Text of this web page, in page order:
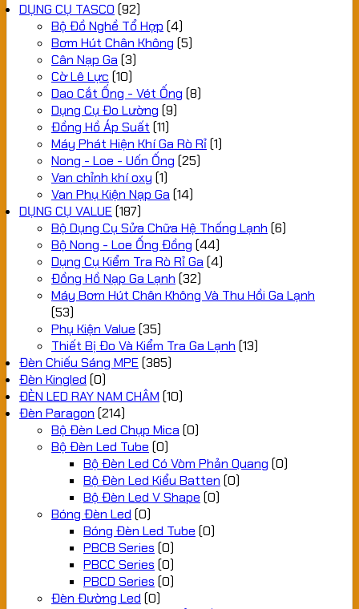
DỤNG CỤ TASCO (92)
Bộ Đồ Nghề Tổ Hợp (4)
Bơm Hút Chân Không (5)
Cân Nạp Ga (3)
Cờ Lê Lực (10)
Dao Cắt Ống - Vét Ống (8)
Dụng Cụ Đo Lường (9)
Đồng Hồ Áp Suất (11)
Máy Phát Hiện Khí Ga Rò Rỉ(1)
Nong - Loe - Uốn Ống (25)
Van chỉnh khí oxy (1)
Van Phụ Kiện Nạp Ga (14)
DỤNG CỤ VALUE (187)
Bộ Dụng Cụ Sửa Chữa Hệ Thống Lạnh (6)
Bộ Nong - Loe Ống Đồng (44)
Dụng Cụ Kiểm Tra Rò Rỉ Ga (4)
Đồng Hồ Nạp Ga Lạnh (32)
Máy Bơm Hút Chân Không Và Thu Hồi Ga Lạnh
(53)
Phụ Kiện Value (35)
Thiết Bị Đo Và Kiểm Tra Ga Lạnh (13)
Đèn Chiếu Sáng MPE (385)
Đèn Kingled (0)
ĐÈN LED RAY NAM CHÂM (10)
Đèn Paragon (214)
Bộ Đèn Led Chụp Mica (0)
Bộ Đèn Led Tube (0)
Bộ Đèn Led Có Vòm Phản Quang (0)
Bộ Đèn Led Kiểu Batten (0)
Bộ Đèn Led V Shape (0)
Bóng Đèn Led (0)
Bóng Đèn Led Tube (0)
PBCB Series (0)
PBCC Series (0)
PBCD Series (0)
Đèn Đường Led (0)